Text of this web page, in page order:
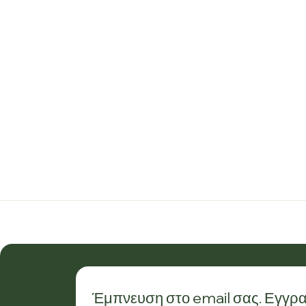
Έμπνευση στο email σας.